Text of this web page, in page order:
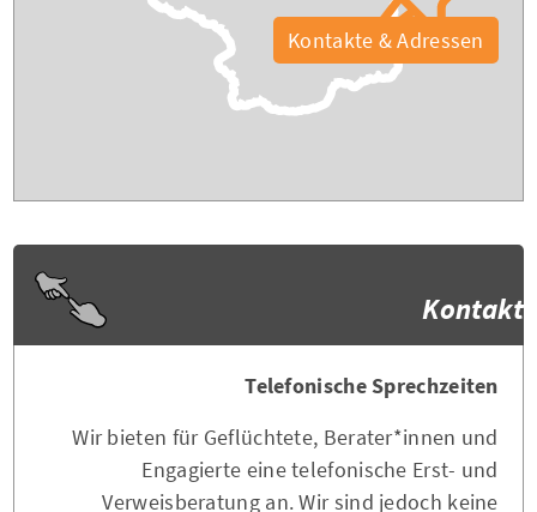
Kontakte & Adressen
Kontakt
Telefonische Sprechzeiten
Wir bieten für Geflüchtete, Berater*innen und
Engagierte eine telefonische Erst- und
Verweisberatung an. Wir sind jedoch keine